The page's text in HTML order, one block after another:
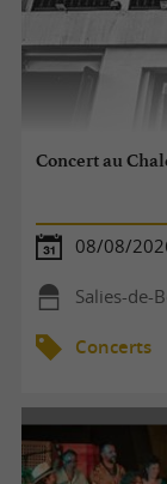
Concert au
08/08/
Salies-de-
Concerts